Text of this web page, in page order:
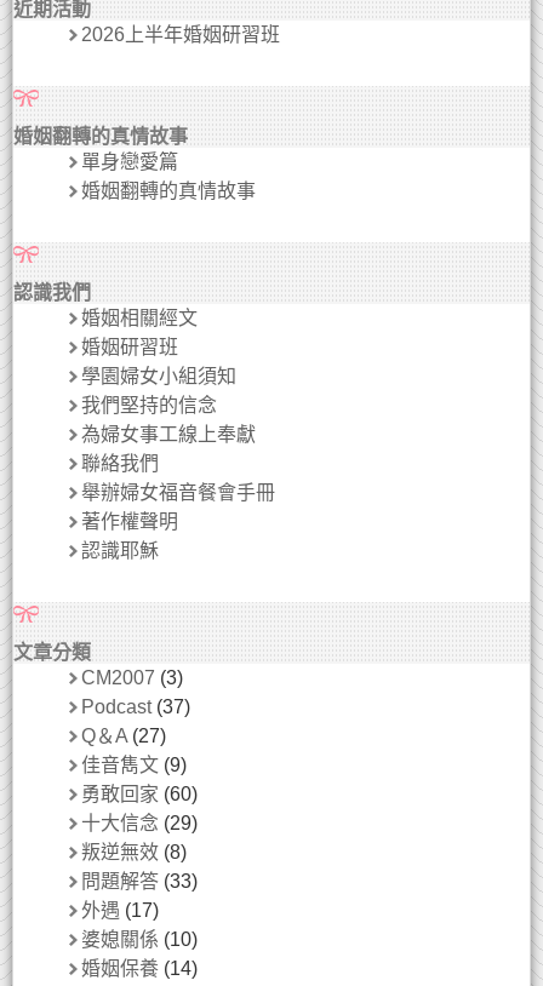
近期活動
2026上半年婚姻研習班
婚姻翻轉的真情故事
單身戀愛篇
婚姻翻轉的真情故事
認識我們
婚姻相關經文
婚姻研習班
學園婦女小組須知
我們堅持的信念
為婦女事工線上奉獻
聯絡我們
舉辦婦女福音餐會手冊
著作權聲明
認識耶穌
文章分類
CM2007 (3)
Podcast(37)
Q＆A (27)
佳音雋文 (9)
勇敢回家 (60)
十大信念 (29)
叛逆無效 (8)
問題解答 (33)
外遇 (17)
婆媳關係 (10)
婚姻保養 (14)